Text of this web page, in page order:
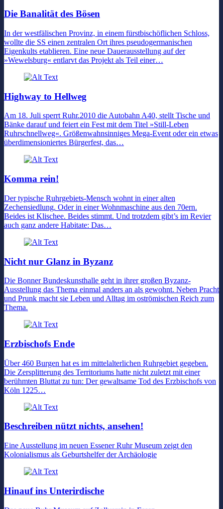
Die Banalität des Bösen
In der westfälischen Provinz, in einem fürstbischöflichen Schloss,
wollte die SS einen zentralen Ort ihres pseudogermanischen
Eigenkults etablieren. Eine neue Dauerausstellung auf der
»Wewelsburg« entlarvt das Projekt als Teil einer…
Highway to Hellweg
Am 18. Juli sperrt Ruhr.2010 die Autobahn A40, stellt Tische und
Bänke darauf und feiert ein Fest mit dem Titel »Still-Leben
Ruhrschnellweg«. Größenwahnsinniges Mega-Event oder ein etwas
überdimensioniertes Bürgerfest, das…
Komma rein!
Der typische Ruhrgebiets-Mensch wohnt in einer alten
Zechensiedlung. Oder in einer Wohnmaschine aus den 70ern.
Beides ist Klischee. Beides stimmt. Und trotzdem gibt’s im Revier
auch ganz andere Habitate: Das…
Nicht nur Glanz in Byzanz
Die Bonner Bundeskunsthalle geht in ihrer großen Byzanz-
Ausstellung das Thema einmal anders an als gewohnt. Neben Pracht
und Prunk macht sie Leben und Alltag im oströmischen Reich zum
Thema.
Erzbischofs Ende
Über 460 Burgen hat es im mittelalterlichen Ruhrgebiet gegeben.
Die Zersplitterung des Territoriums hatte nicht zuletzt mit einer
berühmten Bluttat zu tun: Der gewaltsame Tod des Erzbischofs von
Köln 1225…
Beschreiben nützt nichts, ansehen!
Eine Ausstellung im neuen Essener Ruhr Museum zeigt den
Kolonialismus als Geburtshelfer der Archäologie
Hinauf ins Unterirdische